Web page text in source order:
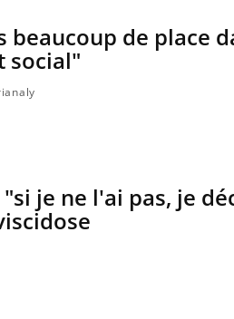
beaucoup de place
social"
je ne l'ai pas, je
Mains : se
tout nouveau
piscine,